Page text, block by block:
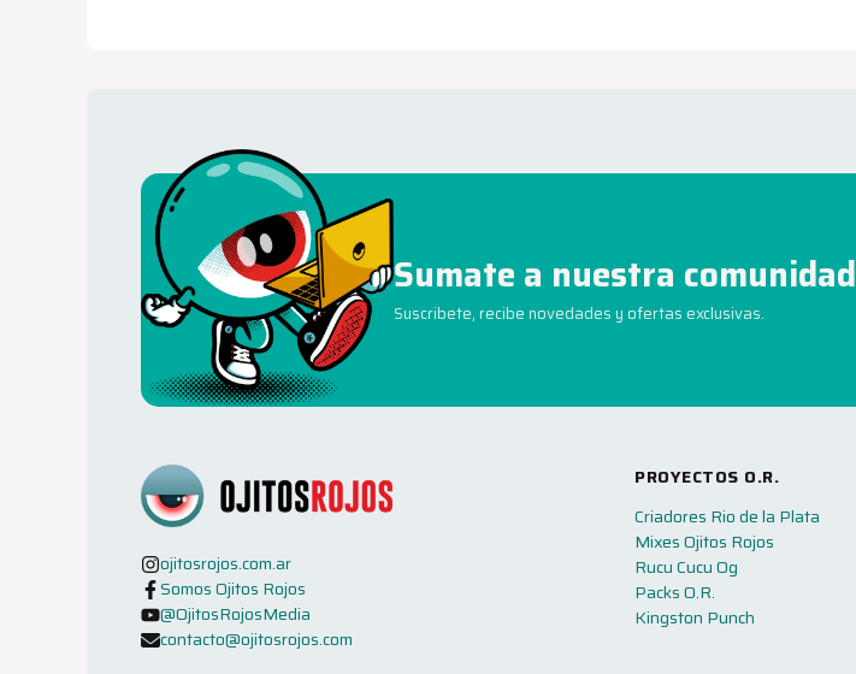
Sumate a nuestra comunidad
Suscribete, recibe novedades y ofertas exclusivas.
ojitosrojos.com.ar
Somos Ojitos Rojos
@OjitosRojosMedia
contacto@ojitosrojos.com
PROYECTOS O.R.
Criadores Rio de la Plata
Mixes Ojitos Rojos
Rucu Cucu Og
Packs O.R.
Kingston Punch